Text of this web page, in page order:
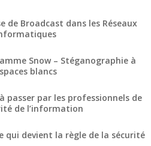
de Broadcast dans les Réseaux
Snow – Stéganographie à
blancs
passer par les professionnels de
de l’information
qui devient la règle de la sécurité